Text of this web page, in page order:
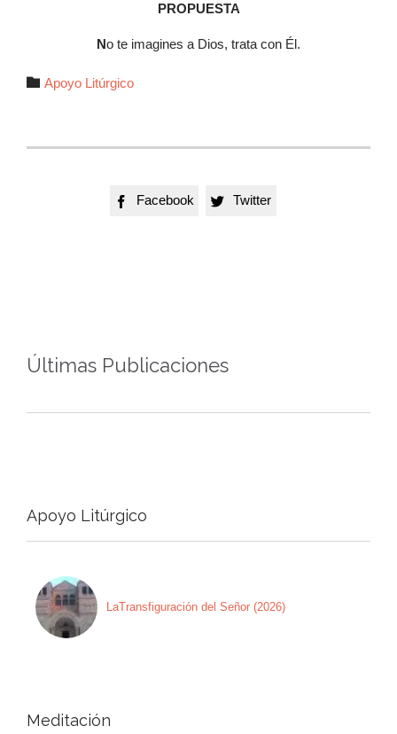
PROPUESTA
No te imagines a Dios, trata con Él.
 Autor
Apoyo Litúrgico
 Facebook  Twitter
Últimas Publicaciones
Apoyo Litúrgico
LaTransfiguración del Señor (2026)
Meditación